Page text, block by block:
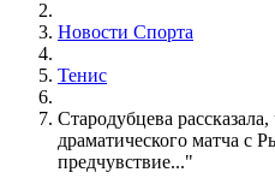
Новости Cпорта
Тенис
Стародубцева
драматического матча с
предчувствие..."